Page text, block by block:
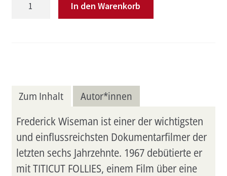
In den Warenkorb
Zum Inhalt Autor*innen
Frederick Wiseman ist einer der wichtigsten
und einflussreichsten Dokumentarfilmer der
letzten sechs Jahrzehnte. 1967 debütierte er
mit TITICUT FOLLIES, einem Film über eine